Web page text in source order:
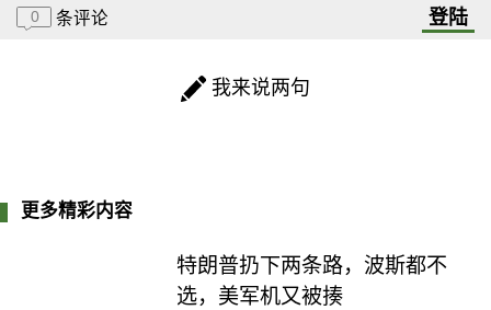
0 条评论 登陆
我来说两句
更多精彩内容
特朗普扔下两条路，波斯都不
选，美军机又被揍